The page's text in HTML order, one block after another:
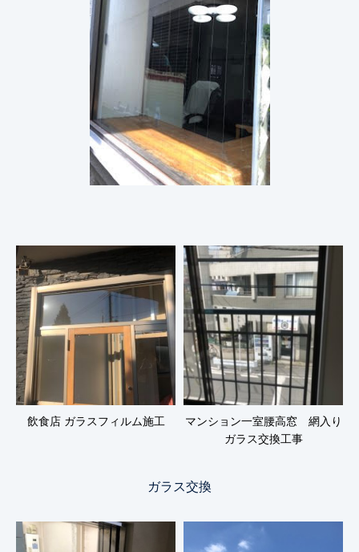
飲食店 ガラスフィルム施工
マンション一室腰高窓 網入り
ガラス交換工事
ガラス交換